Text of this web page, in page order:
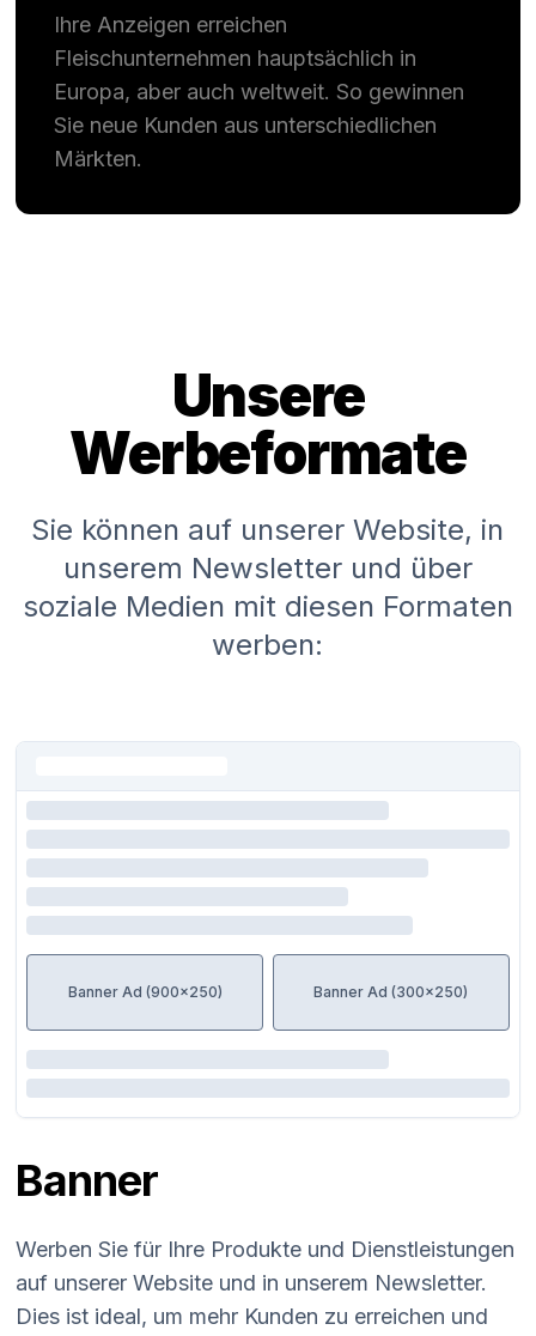
Ihre Anzeigen erreichen
Fleischunternehmen hauptsächlich in
Europa, aber auch weltweit. So gewinnen
Sie neue Kunden aus unterschiedlichen
Märkten.
Unsere
Werbeformate
Sie können auf unserer Website, in
unserem Newsletter und über
soziale Medien mit diesen Formaten
werben:
Banner Ad (900x250) Banner Ad (300x250)
Banner
Werben Sie für Ihre Produkte und Dienstleistungen
auf unserer Website und in unserem Newsletter.
Dies ist ideal, um mehr Kunden zu erreichen und